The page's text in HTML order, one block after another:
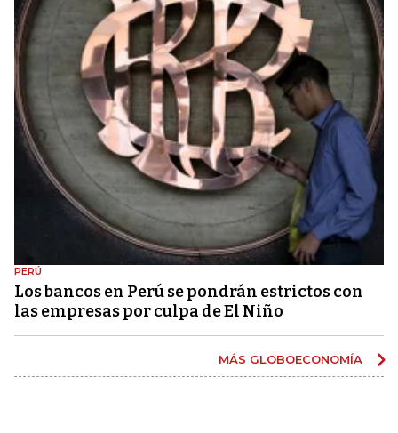
PERÚ
Los bancos en Perú se pondrán estrictos con
las empresas por culpa de El Niño
MÁS GLOBOECONOMÍA